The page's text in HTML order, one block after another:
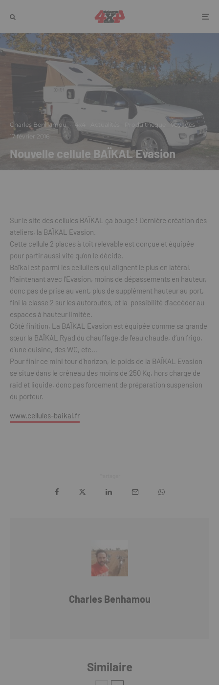
Charles Benhamou · 4x4 Produithèque Voyages ·
17 février 2016
Nouvelle cellule BAÏKAL Evasion
Sur le site des cellules BAÏKAL ça bouge ! Dernière création des
ateliers, la BAÏKAL Evasion.
Cette cellule 2 places à toit relevable est conçue et équipée
pour partir aussi vite qu’on le décide.
Baïkal est parmi les celluliers qui alignent le plus en latéral.
Maintenant avec l’Evasion, moins de dépassements en hauteur,
donc pas de prise au vent, plus de supplément hauteur au port,
fini la classe 2 sur les autoroutes, et la possibilité d’accéder au
espaces à hauteur limitée.
Côté finition, La BAÏKAL Evasion est équipée comme sa grande
sœur la BAÏKAL Ryad du chauffage,de l’eau chaude, d’un frigo,
d’une cuisine, des WC, etc…
Pour finir ce mini tour d’horizon, le poids de la BAÏKAL Evasion
se situe dans le créneau des moins de 250 Kg, hors charge de
raid et liquide, donc pas forcement de préparation suspension
du porteur.
www.cellules-baikal.fr
Charles Benhamou
Similaire